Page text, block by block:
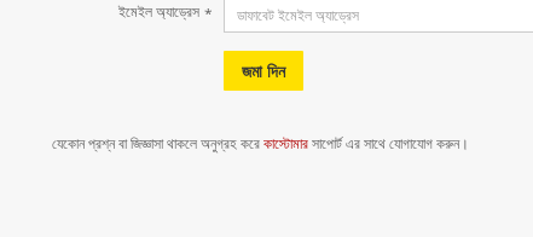
ইমেইল অ্যাড্রেস *
জমা দিন
যেকোন প্রশ্ন বা জিজ্ঞাসা থাকলে অনুগ্রহ করেকাস্টোমারসাপোর্ট এর সাথে যোগাযোগ করুন।